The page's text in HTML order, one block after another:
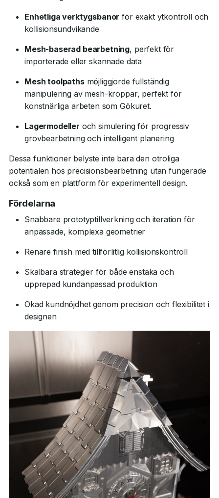
Enhetliga verktygsbanor för exakt ytkontroll och
kollisionsundvikande
Mesh-baserad bearbetning, perfekt för
importerade eller skannade data
Mesh toolpathsmöjliggjorde fullständig
manipulering av mesh-kroppar, perfekt för
konstnärliga arbeten som Gökuret.
Lagermodeller och simulering för progressiv
grovbearbetning och intelligent planering
Dessa funktioner belyste inte bara den otroliga
potentialen hos precisionsbearbetning utan fungerade
också som en plattform för experimentell design.
Fördelarna
Snabbare prototyptillverkning och iteration för
anpassade, komplexa geometrier
Renare finish med tillförlitlig kollisionskontroll
Skalbara strategier för både enstaka och
upprepad kundanpassad produktion
Ökad kundnöjdhet genom precision och flexibilitet i
designen